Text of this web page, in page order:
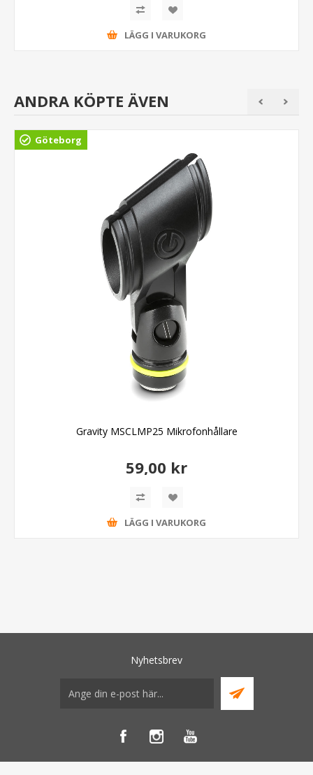
LÄGG I VARUKORG
ANDRA KÖPTE ÄVEN
Göteborg
Gravity MSCLMP25 Mikrofonhållare
59,00 kr
LÄGG I VARUKORG
Nyhetsbrev